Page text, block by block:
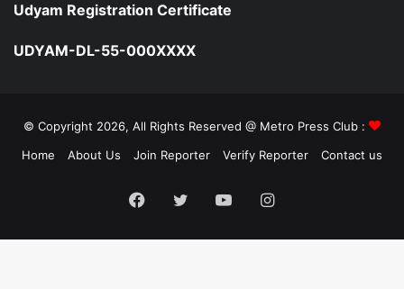
Udyam Registration Certificate
UDYAM-DL-55-000XXXX
© Copyright 2026, All Rights Reserved @ Metro Press Club :
Home
About Us Join Reporter Verify Reporter Contact us
Facebook
TwitterYouTubeInstagram